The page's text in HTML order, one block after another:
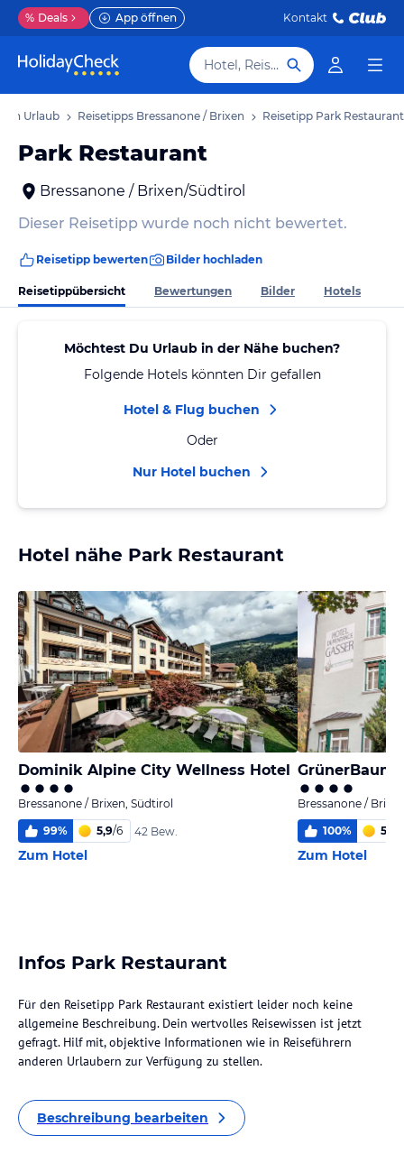
% Deals App öffnen Kontakt
Hotel, Reiseziel
Urlaub Reisetipps Bressanone / Brixen Reisetipp Park Restaurant
Park Restaurant
Bressanone / Brixen/Südtirol
Dieser Reisetipp wurde noch nicht bewertet.
Reisetipp bewerten Bilder hochladen
Reisetippübersicht Bewertungen Bilder Hotels
Möchtest Du Urlaub in der Nähe buchen?
Folgende Hotels könnten Dir gefallen
Hotel & Flug buchen
Oder
Nur Hotel buchen
Hotel nähe Park Restaurant
Dominik Alpine City Wellness Hotel
Bressanone / Brixen, Südtirol
99% 5,9/6 42 Bew.
Zum Hotel
Bressanone /
100% 5,3
Zum Hotel
Infos Park Restaurant
Für den Reisetipp Park Restaurant existiert leider noch keine
allgemeine Beschreibung. Dein wertvolles Reisewissen ist jetzt
gefragt. Hilf mit, objektive Informationen wie in Reiseführern
anderen Urlaubern zur Verfügung zu stellen.
Beschreibung bearbeiten